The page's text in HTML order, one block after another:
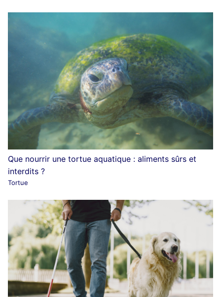
Que nourrir une tortue aquatique : aliments sûrs et
interdits ?
Tortue